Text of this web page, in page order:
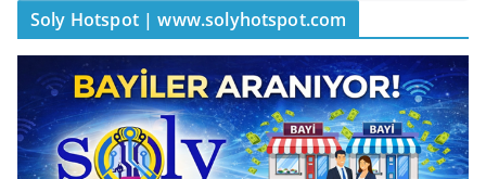
Soly Hotspot | www.solyhotspot.com